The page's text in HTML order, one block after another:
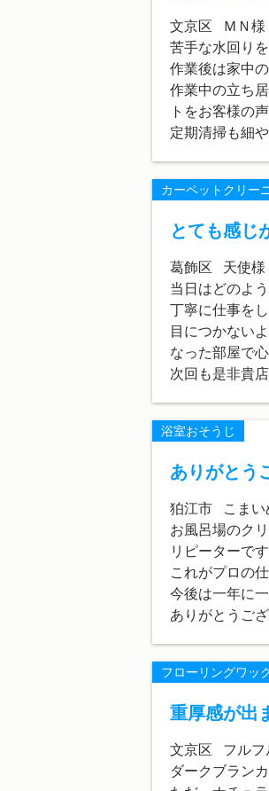
文京区 ＭＮ様
苦手な水回り
作業後は家中
作業中の立ち
トをお客様の
定期清掃も細
カーペットクリー
とても感じ
葛飾区 天使様
当日はどのよ
丁寧に仕事を
目につかない
なった部屋で
次回も是非貴
浴室おそうじ
ありがとう
狛江市 こまい
お風呂場のク
リピーターで
これがプロの
今後は一年に
ありがとうござ
フローリングワッ
重厚感が出
文京区 フルフ
ダークブラン